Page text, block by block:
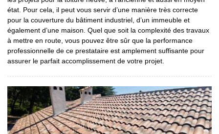
état. Pour cela, il peut vous servir d’une manière très correcte
pour la couverture du bâtiment industriel, d’un immeuble et
également d’une maison. Quel que soit la complexité des travaux
à mettre en route, vous pouvez être sûr que la performance
professionnelle de ce prestataire est amplement suffisante pour
assurer le parfait accomplissement de votre projet.